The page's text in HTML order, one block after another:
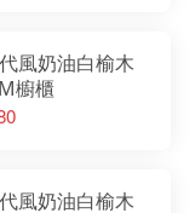
風奶油白榆木
櫥櫃
風奶油白榆木